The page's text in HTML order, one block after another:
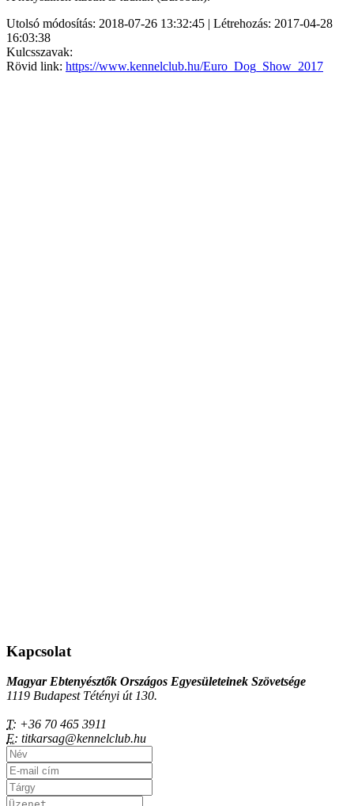
Utolsó módosítás: 2018-07-26 13:32:45 | Létrehozás: 2017-04-28
16:03:38
Kulcsszavak:
Rövid link: https://www.kennelclub.hu/Euro_Dog_Show_2017
Kapcsolat
Magyar Ebtenyésztők Országos Egyesületeinek Szövetsége
1119 Budapest Tétényi út 130.
T: +36 70 465 3911
E: titkarsag@kennelclub.hu